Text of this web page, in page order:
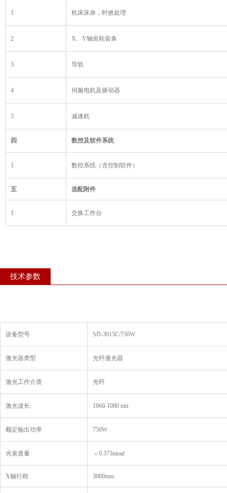
1 机床床身，时效处理
2 X、Y轴齿轮齿条
3 导轨
4 伺服电机及驱动器
5 减速机
四 数控及软件系统
1 数控系统（含控制软件）
五 选配附件
1 交换工作台
技术参数
设备型号 SD-3015C/750W
激光器类型 光纤激光器
激光工作介质 光纤
激光波长 1060-1080 nm
额定输出功率 750W
光束质量 ＜0.373mrad
X轴行程 3000mm